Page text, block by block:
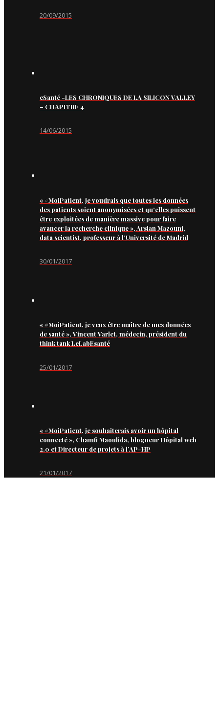
20/09/2015
eSanté -LES CHRONIQUES DE LA SILICON VALLEY
– CHAPITRE 4
14/06/2015
« #MoiPatient, je voudrais que toutes les données
des patients soient anonymisées et qu’elles puissent
être exploitées de manière massive pour faire
avancer la recherche clinique », Arslan Mazouni,
data scientist, professeur à l’Université de Madrid
30/01/2017
« #MoiPatient, je veux être maître de mes données
de santé », Vincent Varlet, médecin, président du
think tank LeLabEsanté
25/01/2017
« #MoiPatient, je souhaiterais avoir un hôpital
connecté », Chamfi Maoulida, blogueur Hôpital web
2.0 et Directeur de projets à l’AP-HP
21/01/2017